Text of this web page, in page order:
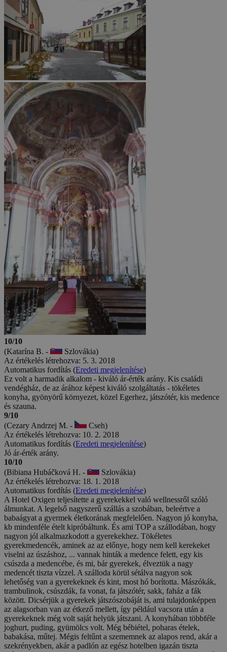
10/10
(Katarína B. -
Szlovákia)
Az értékelés létrehozva: 5. 3. 2018
Automatikus fordítás (Eredeti megjelenítése)
Ez volt a harmadik alkalom - kiváló ár-érték arány. Kis családi
vendégház, de az árához képest kiváló szolgáltatás - tökéletes
konyha, gyönyörű környezet, közel Egerhez, játszótér, kis medence
és szauna.
9/10
(Cezary Andrzej M. -
Cseh)
Az értékelés létrehozva: 10. 2. 2018
Automatikus fordítás (Eredeti megjelenítése)
Jó ár-érték arány.
10/10
(Bibiana Hubáčková H. -
Szlovákia)
Az értékelés létrehozva: 18. 1. 2018
Automatikus fordítás (Eredeti megjelenítése)
A Hotel Oxigen teljesítette a gyerekekkel való wellnessről szóló
álmunkat. A legelső nagyszerű szállás a szobában, beleértve a
babaágyat a gyermek életkorának megfelelően. Nagyon jó konyha,
kb mindenféle ételt kipróbáltunk. És ami TOP a szállodában, hogy
nagyon jól alkalmazkodott a gyerekekhez. Tökéletes
gyerekmedencék, aminek az az előnye, hogy nem kell kerekeket
viselni az úszáshoz, ... vannak hinták a medence felett, egy kis
csúszda a medencébe, és mi, bár gyerekek, élveztük a nagy
medencét tiszta vízzel. A szálloda körül sétálva nagyon sok
lehetőség van a gyerekeknek és kint, most hó borította. Mászókák,
trambulinok, csúszdák, fa vonat, fa játszótér, sakk, faház a fák
között. Dicsérjük a gyerekek játszószobáját is, ami tulajdonképpen
az alagsorban van az étkező mellett, így például vacsora után a
gyerekeknek még volt saját helyük játszani. A konyhában többféle
joghurt, puding, gyümölcs volt. Még bébiétel, poharas ételek,
babakása, műtej. Mégis feltűnt a szememnek az alapos rend, akár a
szekrényekben, akár a padlón az egész hotelben igazán tiszta